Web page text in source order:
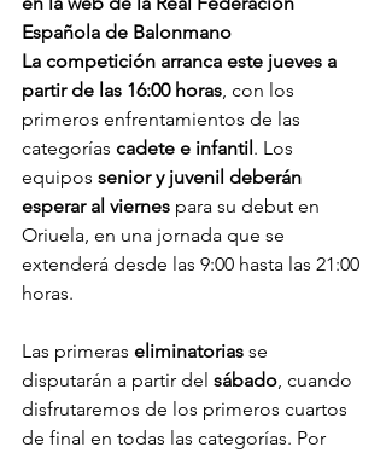
Española de Balonmano
La competición arranca este jueves a
partir de las 16:00 horas, con los
primeros enfrentamientos de las
categorías cadete e infantil. Los
equipos senior y juvenil deberán
esperar al viernes para su debut en
Oriuela, en una jornada que se
extenderá desde las 9:00 hasta las 21:00
horas.
Las primeras eliminatorias se
disputarán a partir del sábado, cuando
disfrutaremos de los primeros cuartos
de final en todas las categorías. Por